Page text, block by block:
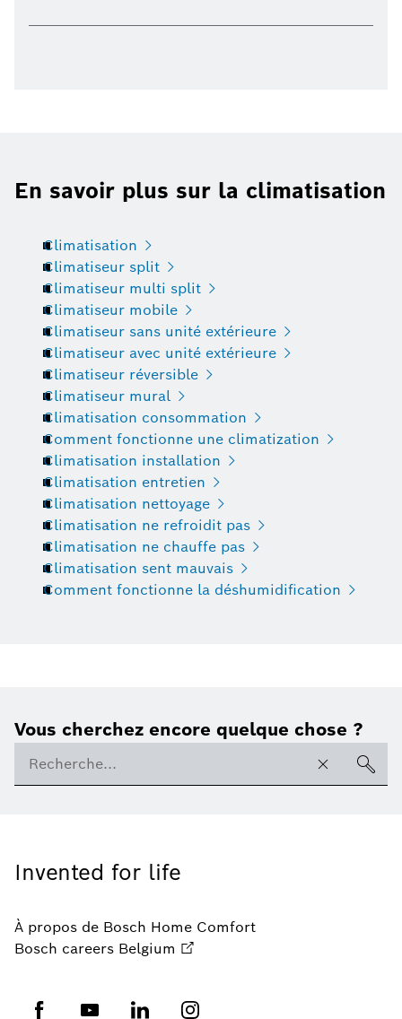
En savoir plus sur la climatisation
Climatisation
Climatiseur split
Climatiseur multi split
Climatiseur mobile
Climatiseur sans unité extérieure
Climatiseur avec unité extérieure
Climatiseur réversible
Climatiseur mural
Climatisation consommation
Comment fonctionne une climatization
Climatisation installation
Climatisation entretien
Climatisation nettoyage
Climatisation ne refroidit pas
Climatisation ne chauffe pas
Climatisation sent mauvais
Comment fonctionne la déshumidification
Vous cherchez encore quelque chose ?
Invented for life
À propos de Bosch Home Comfort
Bosch careers Belgium